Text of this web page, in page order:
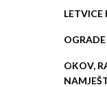
LETVICE
OGRADE
OKOV,